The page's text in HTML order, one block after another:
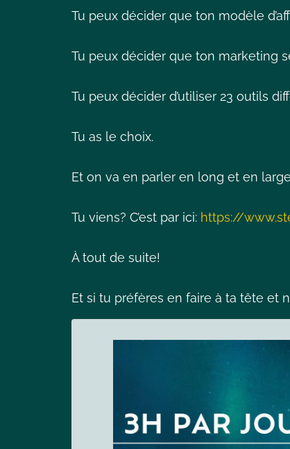
Tu peux décider que ton modèle
Tu peux décider que ton marketing
Tu peux décider d’utiliser 23 outils
Tu as le choix.
Et on va en parler en long et en
Tu viens? C’est par ici: https://
À tout de suite!
Et si tu préfères en faire à ta tête et